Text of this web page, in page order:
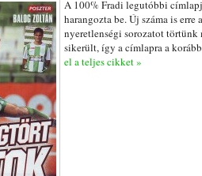
A 100% Fradi legutóbbi
harangozta be. Új száma is
nyeretlenségi sorozatot törtünk
sikerült, így a címlapra a
el a teljes cikket »